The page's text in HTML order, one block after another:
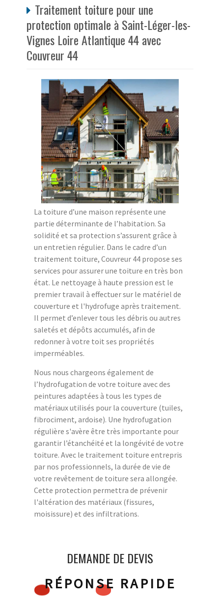
Traitement toiture pour une
protection optimale à Saint-Léger-les-
Vignes Loire Atlantique 44 avec
Couvreur 44
La toiture d’une maison représente une
partie déterminante de l’habitation. Sa
solidité et sa protection s’assurent grâce à
un entretien régulier. Dans le cadre d’un
traitement toiture, Couvreur 44 propose ses
services pour assurer une toiture en très bon
état. Le nettoyage à haute pression est le
premier travail à effectuer sur le matériel de
couverture et l'hydrofuge après traitement.
Il permet d’enlever tous les débris ou autres
saletés et dépôts accumulés, afin de
redonner à votre toit ses propriétés
imperméables.
Nous nous chargeons également de
l’hydrofugation de votre toiture avec des
peintures adaptées à tous les types de
matériaux utilisés pour la couverture (tuiles,
fibrociment, ardoise). Une hydrofugation
régulière s'avère être très importante pour
garantir l’étanchéité et la longévité de votre
toiture. Avec le traitement toiture entrepris
par nos professionnels, la durée de vie de
votre revêtement de toiture sera allongée.
Cette protection permettra de prévenir
l'altération des matériaux (fissures,
moisissure) et des infiltrations.
DEMANDE DE DEVIS
RÉPONSE RAPIDE